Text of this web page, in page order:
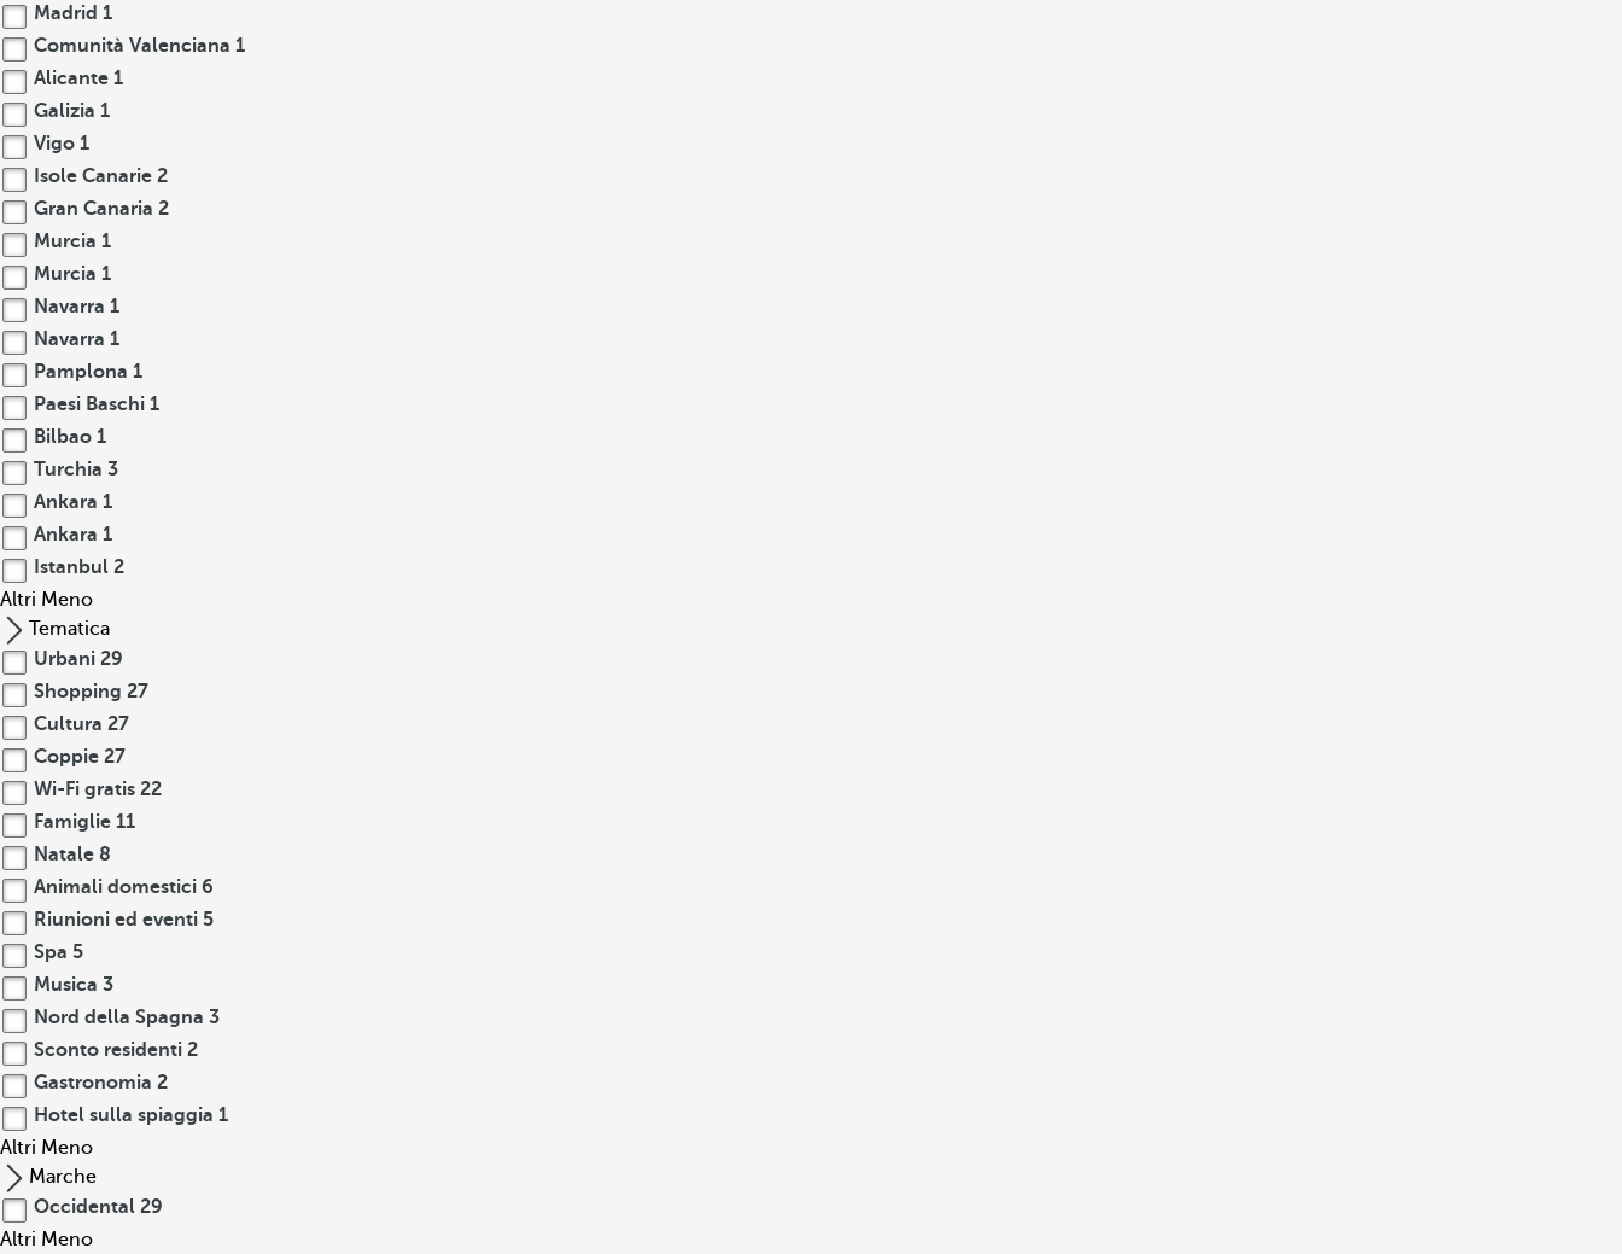
Madrid 1
Comunità Valenciana 1
Alicante 1
Galizia 1
Vigo 1
Isole Canarie 2
Gran Canaria 2
Murcia 1
Murcia 1
Navarra 1
Navarra 1
Pamplona 1
Paesi Baschi 1
Bilbao 1
Turchia 3
Ankara 1
Ankara 1
Istanbul 2
Altri Meno
Tematica
Urbani 29
Shopping 27
Cultura 27
Coppie 27
Wi-Fi gratis 22
Famiglie 11
Natale 8
Animali domestici 6
Riunioni ed eventi 5
Spa 5
Musica 3
Nord della Spagna 3
Sconto residenti 2
Gastronomia 2
Hotel sulla spiaggia 1
Altri Meno
Marche
Occidental 29
Altri Meno